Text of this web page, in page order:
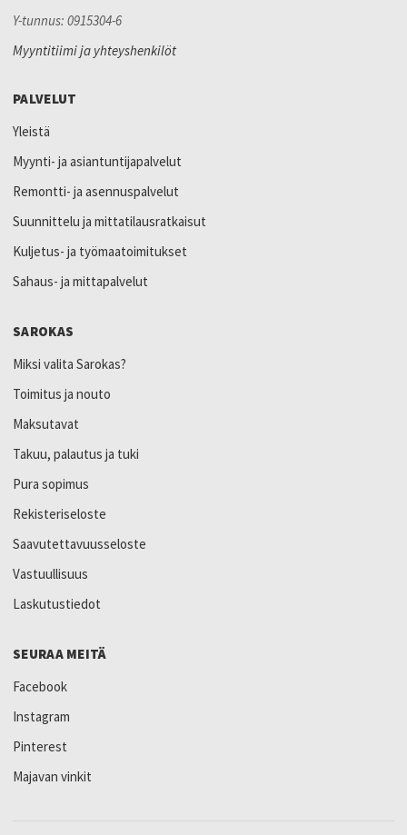
Y-tunnus: 0915304-6
Myyntitiimi ja yhteyshenkilöt
PALVELUT
Yleistä
Myynti- ja asiantuntijapalvelut
Remontti- ja asennuspalvelut
Suunnittelu ja mittatilausratkaisut
Kuljetus- ja työmaatoimitukset
Sahaus- ja mittapalvelut
SAROKAS
Miksi valita Sarokas?
Toimitus ja nouto
Maksutavat
Takuu, palautus ja tuki
Pura sopimus
Rekisteriseloste
Saavutettavuusseloste
Vastuullisuus
Laskutustiedot
SEURAA MEITÄ
Facebook
Instagram
Pinterest
Majavan vinkit